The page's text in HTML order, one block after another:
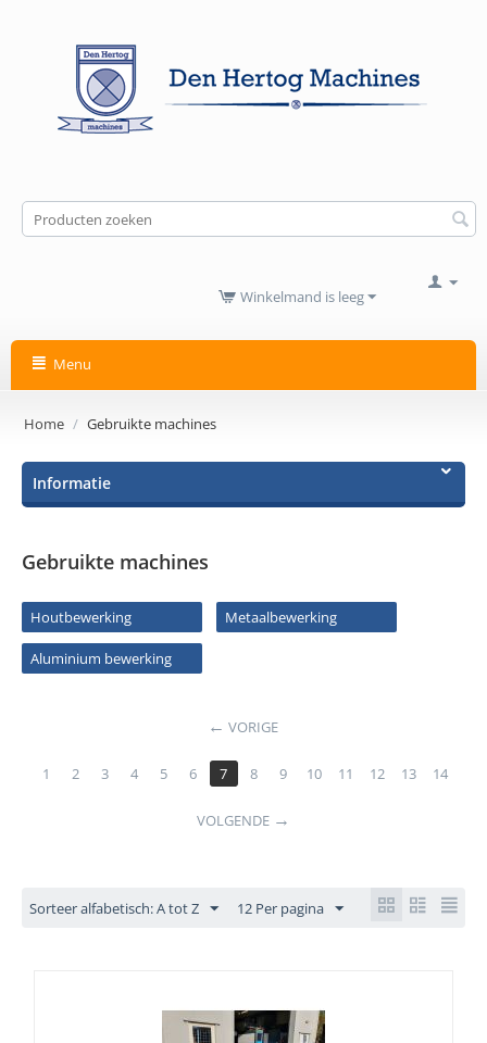
Winkelmand is leeg
Menu
Home / Gebruikte machines
Informatie
Gebruikte machines
Houtbewerking Metaalbewerking
Aluminium bewerking
VORIGE
1 2 3 4 5 6 7 8 9 10 11 12 13 14
VOLGENDE
Sorteer alfabetisch: A tot Z 12 Per pagina